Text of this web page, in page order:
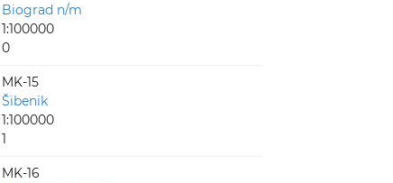
Biograd n/m
1:100000
0
MK-15
Šibenik
1:100000
1
MK-16